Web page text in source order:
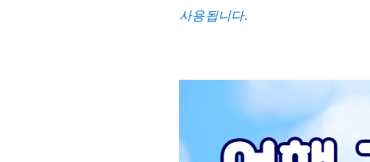
사용됩니다.